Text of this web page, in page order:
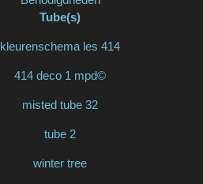
Tube(s)
kleurenschema les 414
414 deco 1 mpd©
misted tube 32
tube 2
winter tree